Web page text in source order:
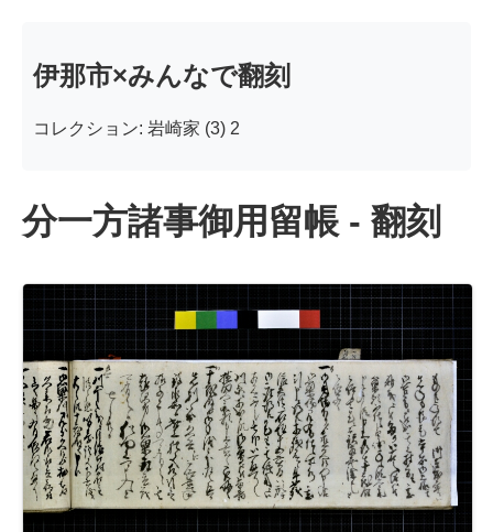
伊那市×みんなで翻刻
コレクション: 岩崎家 (3) 2
分一方諸事御用留帳 - 翻刻